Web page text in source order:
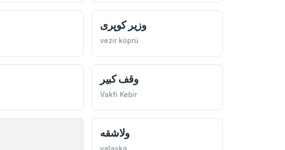
وزير كوپری
vezir köprü
وقف كبير
Vakfı Kebir
ولاشقه
valaşka